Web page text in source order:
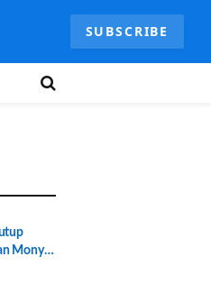
SUBSCRIBE
Monyet